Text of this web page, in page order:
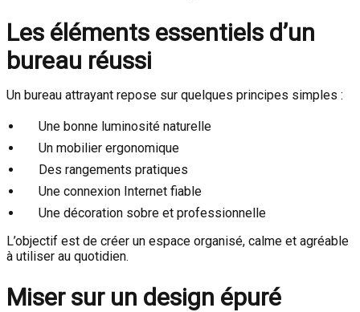
Les éléments essentiels d’un
bureau réussi
Un bureau attrayant repose sur quelques principes simples :
Une bonne luminosité naturelle
Un mobilier ergonomique
Des rangements pratiques
Une connexion Internet fiable
Une décoration sobre et professionnelle
L’objectif est de créer un espace organisé, calme et agréable
à utiliser au quotidien.
Miser sur un design épuré